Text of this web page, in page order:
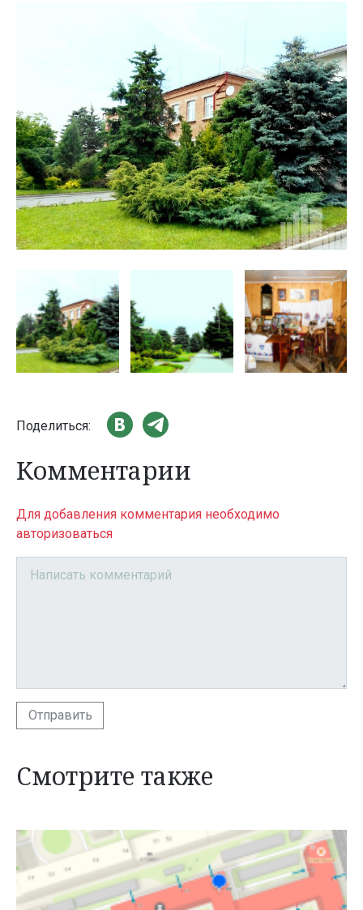
Поделиться:
Комментарии
Для добавления комментария необходимо
авторизоваться
Отправить
Смотрите также